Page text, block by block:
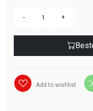
Add to wishlist